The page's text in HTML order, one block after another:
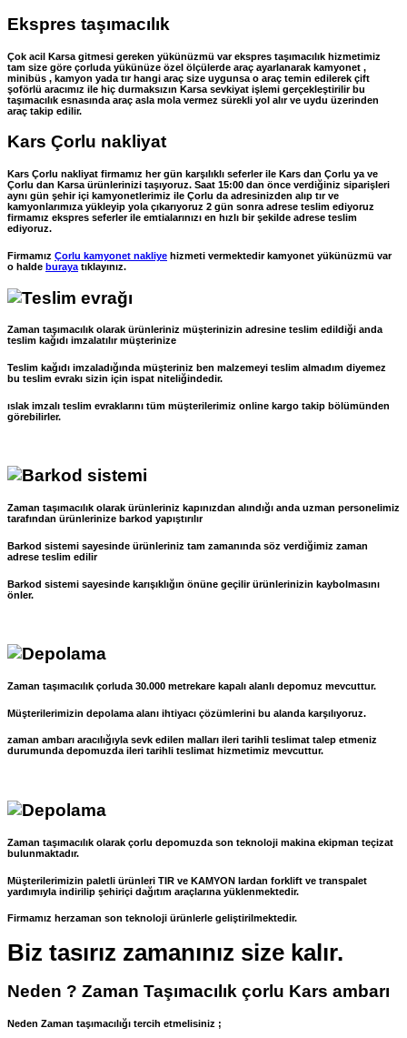
Ekspres taşımacılık
Çok acil Karsa gitmesi gereken yükünüzmü var ekspres taşımacılık hizmetimiz
tam size göre çorluda yükünüze özel ölçülerde araç ayarlanarak kamyonet ,
minibüs , kamyon yada tır hangi araç size uygunsa o araç temin edilerek çift
şoförlü aracımız ile hiç durmaksızın Karsa sevkiyat işlemi gerçekleştirilir bu
taşımacılık esnasında araç asla mola vermez sürekli yol alır ve uydu üzerinden
araç takip edilir.
Kars Çorlu nakliyat
Kars Çorlu nakliyat firmamız her gün karşılıklı seferler ile Kars dan Çorlu ya ve
Çorlu dan Karsa ürünlerinizi taşıyoruz. Saat 15:00 dan önce verdiğiniz siparişleri
aynı gün şehir içi kamyonetlerimiz ile Çorlu da adresinizden alıp tır ve
kamyonlarımıza yükleyip yola çıkarıyoruz 2 gün sonra adrese teslim ediyoruz
firmamız ekspres seferler ile emtialarınızı en hızlı bir şekilde adrese teslim
ediyoruz.
Firmamız Çorlu kamyonet nakliye hizmeti vermektedir kamyonet yükünüzmü var
o halde buraya tıklayınız.
Zaman taşımacılık olarak ürünleriniz müşterinizin adresine teslim edildiği anda
teslim kağıdı imzalatılır müşterinize
Teslim kağıdı imzaladığında müşteriniz ben malzemeyi teslim almadım diyemez
bu teslim evrakı sizin için ispat niteliğindedir.
ıslak imzalı teslim evraklarını tüm müşterilerimiz online kargo takip bölümünden
görebilirler.
Zaman taşımacılık olarak ürünleriniz kapınızdan alındığı anda uzman personelimiz
tarafından ürünlerinize barkod yapıştırılır
Barkod sistemi sayesinde ürünleriniz tam zamanında söz verdiğimiz zaman
adrese teslim edilir
Barkod sistemi sayesinde karışıklığın önüne geçilir ürünlerinizin kaybolmasını
önler.
Zaman taşımacılık çorluda 30.000 metrekare kapalı alanlı depomuz mevcuttur.
Müşterilerimizin depolama alanı ihtiyacı çözümlerini bu alanda karşılıyoruz.
zaman ambarı aracılığıyla sevk edilen malları ileri tarihli teslimat talep etmeniz
durumunda depomuzda ileri tarihli teslimat hizmetimiz mevcuttur.
Zaman taşımacılık olarak çorlu depomuzda son teknoloji makina ekipman teçizat
bulunmaktadır.
Müşterilerimizin paletli ürünleri TIR ve KAMYON lardan forklift ve transpalet
yardımıyla indirilip şehiriçi dağıtım araçlarına yüklenmektedir.
Firmamız herzaman son teknoloji ürünlerle geliştirilmektedir.
Biz tasırız zamanınız size kalır.
Neden ? Zaman Taşımacılık çorlu Kars ambarı
Neden Zaman taşımacılığı tercih etmelisiniz ;